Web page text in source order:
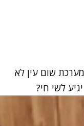
שום עין לא
לשי חי?